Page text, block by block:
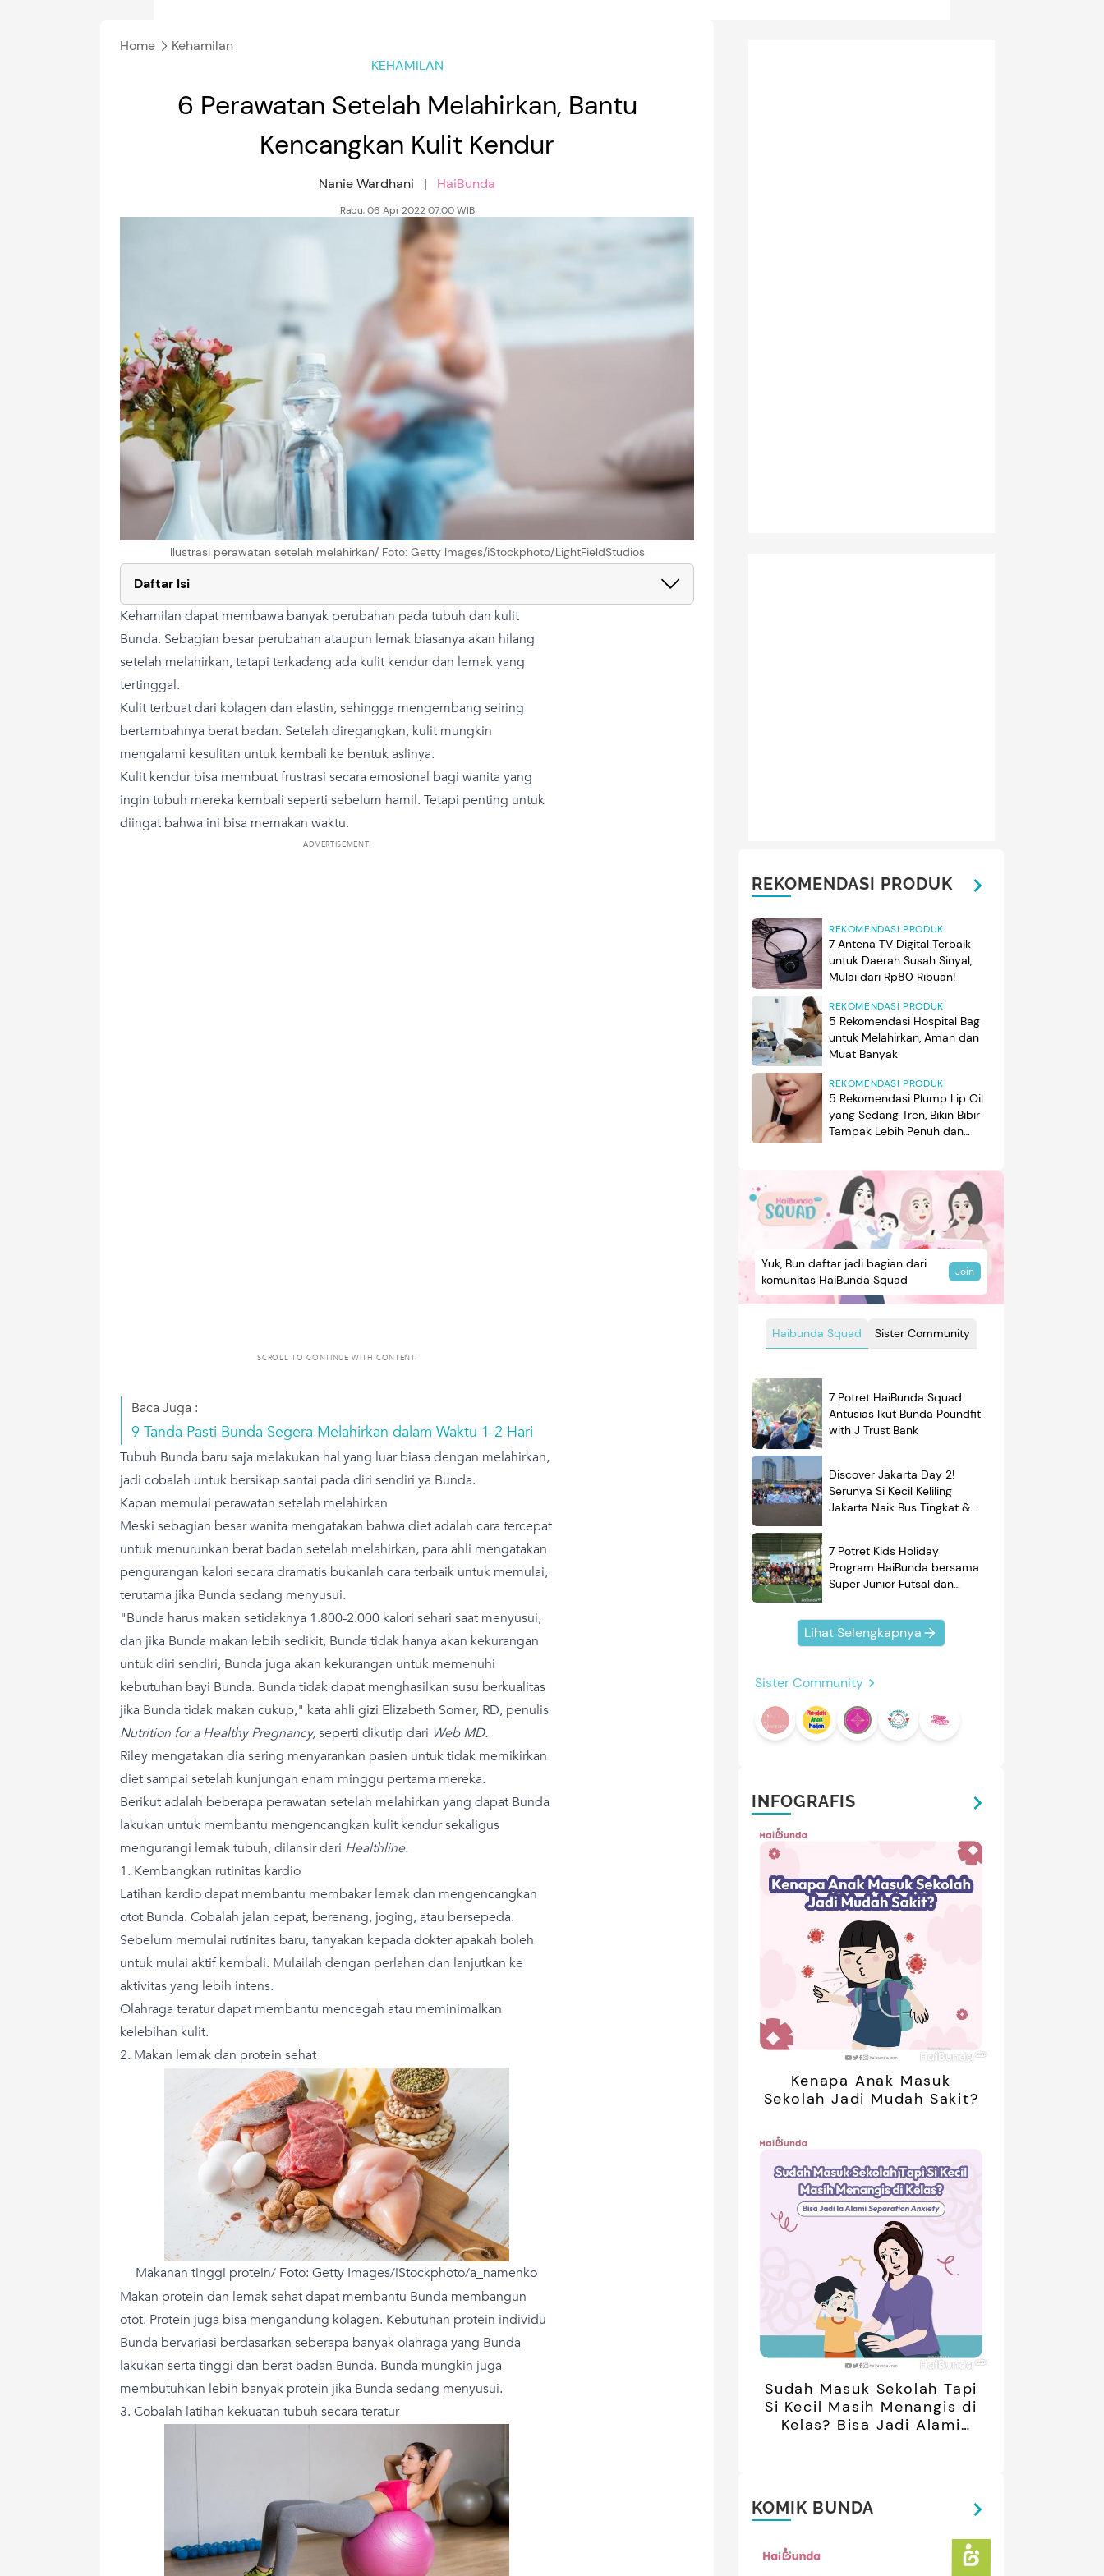
Home
Kehamilan
KEHAMILAN
6 Perawatan Setelah Melahirkan, Bantu
Kencangkan Kulit Kendur
Nanie Wardhani | HaiBunda
Rabu, 06 Apr 2022 07:00 WIB
Ilustrasi perawatan setelah melahirkan/ Foto: Getty Images/iStockphoto/LightFieldStudios
Daftar Isi
Kehamilan dapat membawa banyak perubahan pada tubuh dan kulit
Bunda. Sebagian besar perubahan ataupun lemak biasanya akan hilang
setelah melahirkan, tetapi terkadang ada kulit kendur dan lemak yang
tertinggal.
Kulit terbuat dari kolagen dan elastin, sehingga mengembang seiring
bertambahnya berat badan. Setelah diregangkan, kulit mungkin
mengalami kesulitan untuk kembali ke bentuk aslinya.
Kulit kendur bisa membuat frustrasi secara emosional bagi wanita yang
ingin tubuh mereka kembali seperti sebelum hamil. Tetapi penting untuk
diingat bahwa ini bisa memakan waktu.
ADVERTISEMENT
SCROLL TO CONTINUE WITH CONTENT
Baca Juga :
9 Tanda Pasti Bunda Segera Melahirkan dalam Waktu 1-2 Hari
Tubuh Bunda baru saja melakukan hal yang luar biasa dengan melahirkan,
jadi cobalah untuk bersikap santai pada diri sendiri ya Bunda.
Kapan memulai perawatan setelah melahirkan
Meski sebagian besar wanita mengatakan bahwa diet adalah cara tercepat
untuk menurunkan berat badan setelah melahirkan, para ahli mengatakan
pengurangan kalori secara dramatis bukanlah cara terbaik untuk memulai,
terutama jika Bunda sedang menyusui.
"Bunda harus makan setidaknya 1.800-2.000 kalori sehari saat menyusui,
dan jika Bunda makan lebih sedikit, Bunda tidak hanya akan kekurangan
untuk diri sendiri, Bunda juga akan kekurangan untuk memenuhi
kebutuhan bayi Bunda. Bunda tidak dapat menghasilkan susu berkualitas
jika Bunda tidak makan cukup," kata ahli gizi Elizabeth Somer, RD, penulis
Nutrition for a Healthy Pregnancy,seperti dikutip dari Web MD.
Riley mengatakan dia sering menyarankan pasien untuk tidak memikirkan
diet sampai setelah kunjungan enam minggu pertama mereka.
Berikut adalah beberapa perawatan setelah melahirkan yang dapat Bunda
lakukan untuk membantu mengencangkan kulit kendur sekaligus
mengurangi lemak tubuh, dilansir dari Healthline.
1. Kembangkan rutinitas kardio
Latihan kardio dapat membantu membakar lemak dan mengencangkan
otot Bunda. Cobalah jalan cepat, berenang, joging, atau bersepeda.
Sebelum memulai rutinitas baru, tanyakan kepada dokter apakah boleh
untuk mulai aktif kembali. Mulailah dengan perlahan dan lanjutkan ke
aktivitas yang lebih intens.
Olahraga teratur dapat membantu mencegah atau meminimalkan
kelebihan kulit.
2. Makan lemak dan protein sehat
Makanan tinggi protein/ Foto: Getty Images/iStockphoto/a_namenko
Makan protein dan lemak sehat dapat membantu Bunda membangun
otot. Protein juga bisa mengandung kolagen. Kebutuhan protein individu
Bunda bervariasi berdasarkan seberapa banyak olahraga yang Bunda
lakukan serta tinggi dan berat badan Bunda. Bunda mungkin juga
membutuhkan lebih banyak protein jika Bunda sedang menyusui.
3. Cobalah latihan kekuatan tubuh secara teratur
REKOMENDASI PRODUK
REKOMENDASI PRODUK
7 Antena TV Digital Terbaik
untuk Daerah Susah Sinyal,
Mulai dari Rp80 Ribuan!
REKOMENDASI PRODUK
5 Rekomendasi Hospital Bag
untuk Melahirkan, Aman dan
Muat Banyak
REKOMENDASI PRODUK
5 Rekomendasi Plump Lip Oil
yang Sedang Tren, Bikin Bibir
Tampak Lebih Penuh dan
Haibunda Squad Sister Community
Yuk, Bun daftar jadi bagian dari
komunitas HaiBunda Squad
Join
7 Potret HaiBunda Squad
Antusias Ikut Bunda Poundfit
with J Trust Bank
Discover Jakarta Day 2!
Serunya Si Kecil Keliling
Jakarta Naik Bus Tingkat &
7 Potret Kids Holiday
Program HaiBunda bersama
Super Junior Futsal dan
Kompak Banget!
Lihat Selengkapnya
Sister Community
INFOGRAFIS
Kenapa Anak Masuk
Sekolah Jadi Mudah Sakit?
Sudah Masuk Sekolah Tapi
Si Kecil Masih Menangis di
Kelas? Bisa Jadi Alami
KOMIK BUNDA